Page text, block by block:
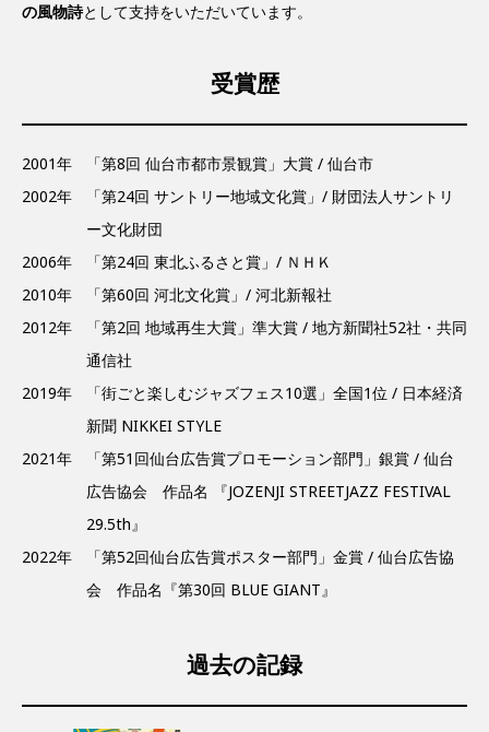
の風物詩として支持をいただいています。
受賞歴
2001年
「第8回 仙台市都市景観賞」大賞 / 仙台市
2002年
「第24回 サントリー地域文化賞」/ 財団法人サントリ
ー文化財団
2006年
「第24回 東北ふるさと賞」/ ＮＨＫ
2010年
「第60回 河北文化賞」/ 河北新報社
2012年
「第2回 地域再生大賞」準大賞 / 地方新聞社52社・共同
通信社
2019年
「街ごと楽しむジャズフェス10選」全国1位 / 日本経済
新聞 NIKKEI STYLE
2021年
「第51回仙台広告賞プロモーション部門」銀賞 / 仙台
広告協会 作品名 『JOZENJI STREETJAZZ FESTIVAL
29.5th』
2022年
「第52回仙台広告賞ポスター部門」金賞 / 仙台広告協
会 作品名『第30回 BLUE GIANT』
過去の記録